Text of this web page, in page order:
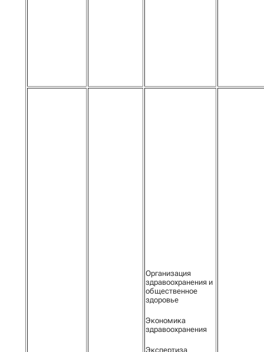
Организация
здравоохранения и
общественное
здоровье
Экономика
здравоохранения
Экспертиза